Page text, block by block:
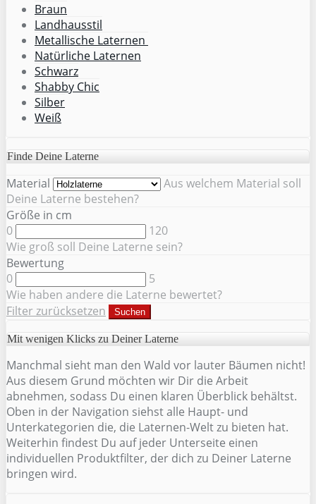
Braun
Landhausstil
Metallische Laternen
Natürliche Laternen
Schwarz
Shabby Chic
Silber
Weiß
Finde Deine Laterne
Material
Aus welchem Material soll
Deine Laterne bestehen?
Größe in cm
0
120
Wie groß soll Deine Laterne sein?
Bewertung
0
5
Wie haben andere die Laterne bewertet?
Filter zurücksetzen
Suchen
Mit wenigen Klicks zu Deiner Laterne
Manchmal sieht man den Wald vor lauter Bäumen nicht!
Aus diesem Grund möchten wir Dir die Arbeit
abnehmen, sodass Du einen klaren Überblick behältst.
Oben in der Navigation siehst alle Haupt- und
Unterkategorien die, die Laternen-Welt zu bieten hat.
Weiterhin findest Du auf jeder Unterseite einen
individuellen Produktfilter, der dich zu Deiner Laterne
bringen wird.